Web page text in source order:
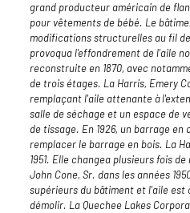
grand producteur américain de
pour vêtements de bébé. Le
modifications structurelles au fil
provoqua l'effondrement de l'aile
reconstruite en 1870, avec
de trois étages. La Harris, Emery
remplaçant l'aile attenante à
salle de séchage et un espace de
de tissage. En 1926, un barrage
remplacer le barrage en bois. La
1951. Elle changea plusieurs fois
John Cone, Sr. dans les années
supérieurs du bâtiment et l'aile est
démolir. La Quechee Lakes